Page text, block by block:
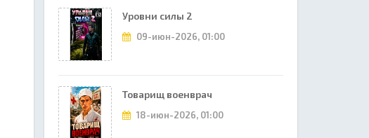
Уровни силы 2
09-июн-2026, 01:00
Товарищ военврач
18-июн-2026, 01:00